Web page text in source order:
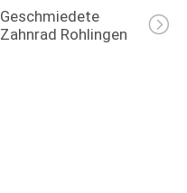
Geschmiedete
Zahnrad Rohlingen